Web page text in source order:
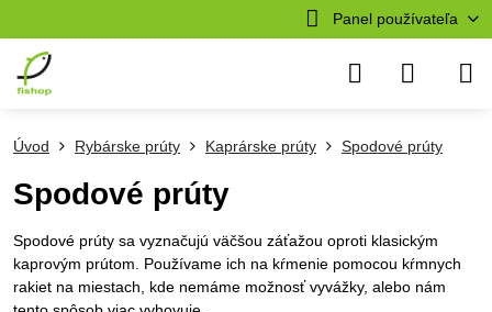
Panel používateľa
Úvod Rybárske prúty Kaprárske prúty Spodové prúty
Spodové prúty
Spodové prúty sa vyznačujú väčšou záťažou oproti klasickým
kaprovým prútom. Používame ich na kŕmenie pomocou kŕmnych
rakiet na miestach, kde nemáme možnosť vyvážky, alebo nám